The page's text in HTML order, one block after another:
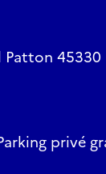
Patton
privé